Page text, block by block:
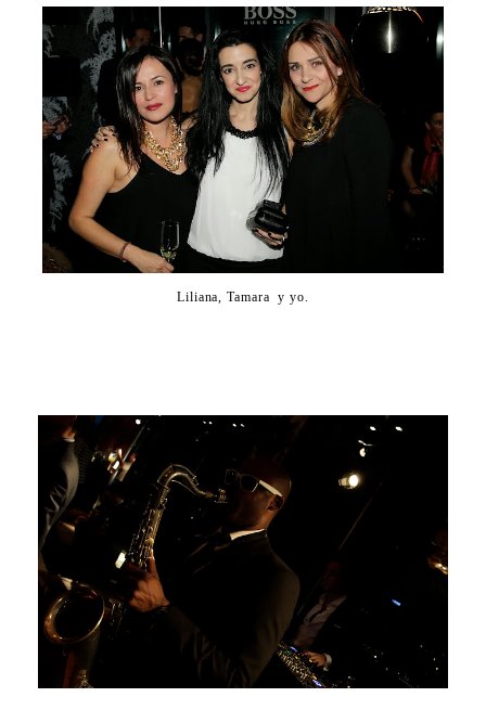
Liliana, Tamara y yo.